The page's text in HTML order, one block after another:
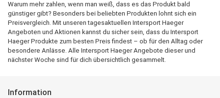
Warum mehr zahlen, wenn man weiß, dass es das Produkt bald
günstiger gibt? Besonders bei beliebten Produkten lohnt sich ein
Preisvergleich. Mit unseren tagesaktuellen Intersport Haeger
Angeboten und Aktionen kannst du sicher sein, dass du Intersport
Haeger Produkte zum besten Preis findest – ob für den Alltag oder
besondere Anlässe. Alle Intersport Haeger Angebote dieser und
nächster Woche sind für dich übersichtlich gesammelt.
Information